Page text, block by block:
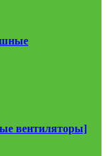
вентиляторы]